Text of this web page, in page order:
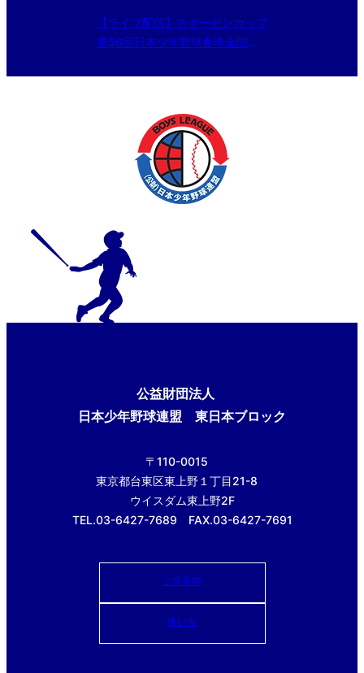
【ライブ配信】スターゼンカップ
第56回日本少年野球春季全国大
公益財団法人
日本少年野球連盟 東日本ブロック
〒110-0015
東京都台東区東上野１丁目21-8
ウイスダム東上野2F
TEL.03-6427-7689 FAX.03-6427-7691
ご意見箱
使い方